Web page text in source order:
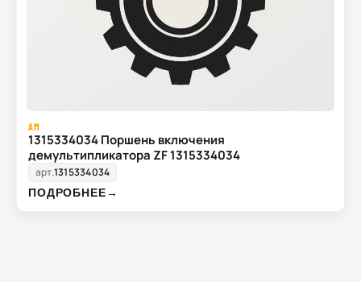
AM
1315334034 Поршень включения
демультипликатора ZF 1315334034
арт.1315334034
ПОДРОБНЕЕ→